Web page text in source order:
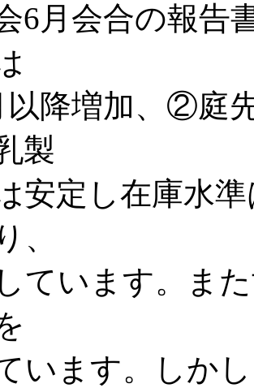
6月会合の報告
以降増加、②庭
製
安定し在庫水
、
ています。ま
います。しか